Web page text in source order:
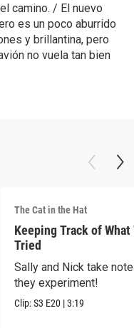
camino. / El nuevo
es un poco aburrido
y brillantina, pero
no vuela tan bien
The Cat in the Hat
Keeping Track of What
Tried
Sally and Nick take
they experiment!
Clip:S3 E20 |3:19